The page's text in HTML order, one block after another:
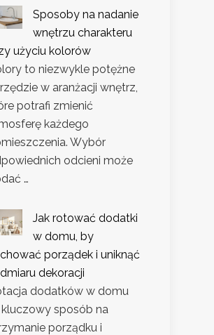
Sposoby na nadanie
wnętrzu charakteru
użyciu kolorów
to niezwykle potężne
w aranżacji wnętrz,
potrafi zmienić
każdego
Wybór
odcieni może
…
Jak rotować dodatki
w domu, by
porządek i uniknąć
dekoracji
dodatków w domu
sposób na
porządku i